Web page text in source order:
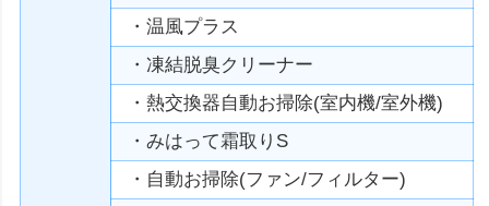
・温風プラス
・凍結脱臭クリーナー
・熱交換器自動お掃除(室内機/室外機)
・みはって霜取りS
・自動お掃除(ファン/フィルター)